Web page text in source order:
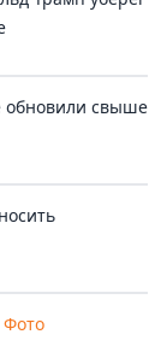
обновили свыше
Фото